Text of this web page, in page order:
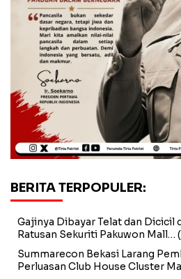
BERITA TERPOPULER:
Gajinya Dibayar Telat dan Dicicil
Ratusan Sekuriti Pakuwon Mall…
Summarecon Bekasi Larang
Perluasan Club House Cluster